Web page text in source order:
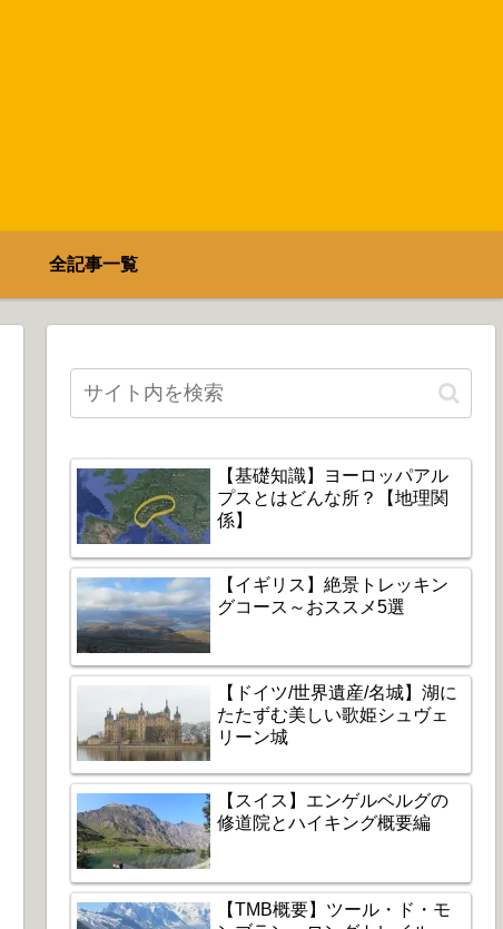
全記事一覧
【基礎知識】ヨーロッパアル
プスとはどんな所？【地理関
係】
【イギリス】絶景トレッキン
グコース～おススメ5選
【ドイツ/世界遺産/名城】湖に
たたずむ美しい歌姫シュヴェ
リーン城
【スイス】エンゲルベルグの
修道院とハイキング概要編
【TMB概要】ツール・ド・モ